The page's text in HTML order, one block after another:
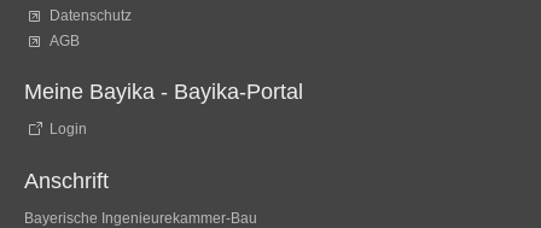
Datenschutz
AGB
Meine Bayika - Bayika-Portal
Login
Anschrift
Bayerische Ingenieurekammer-Bau